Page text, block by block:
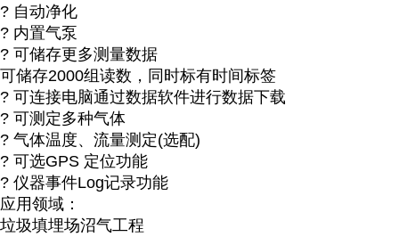
? 自动净化
? 内置气泵
? 可储存更多测量数据
可储存2000组读数，同时标有时间标签
? 可连接电脑通过数据软件进行数据下载
? 可测定多种气体
? 气体温度、流量测定(选配)
? 可选GPS 定位功能
? 仪器事件Log记录功能
应用领域：
垃圾填埋场沼气工程